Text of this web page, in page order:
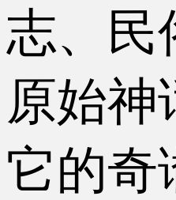
志、民
原始
它的奇